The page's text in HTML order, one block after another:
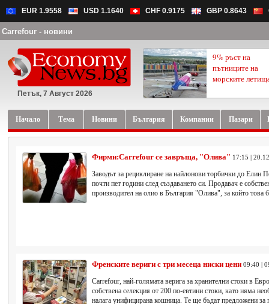
EUR 1.9558 USD 1.1640 CHF 0.9175 GBP 0.8643
Carrefour - новини
Петък, 7 Август 2026
9% ръст на
пътниците на
морските
Начало Тема Новини България Компании Пазари
Фирми:Carrefour се завръща, "Олива" 17:15 |
Заводът за рециклиране на найлонови торбички до Елин
почти пет години след създаването си. Продавач е
производител на олио в България "Олива", за който това
Френските вериги с три месеца ниски цени 09:40 |
Carrefour, най-голямата верига за хранителни стоки в
собствена селекция от 200 по-евтини стоки, като няма
налага унифицирана кошница. Те ще бъдат предложени